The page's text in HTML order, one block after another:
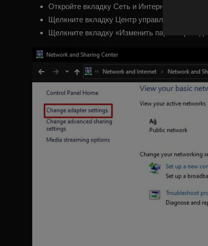
Откройте вкладку Сеть и Интернет.
Щелкните вкладку Центр управления сетями
Щелкните вкладку «Изменить параметры